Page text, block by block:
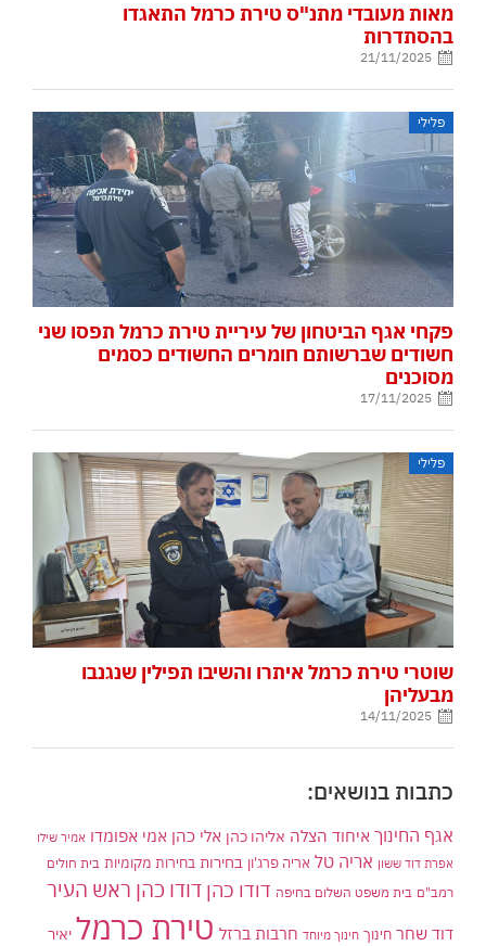
מאות מעובדי מתנ"ס טירת כרמל התאגדו
בהסתדרות
21/11/2025
פלילי
פקחי אגף הביטחון של עיריית טירת כרמל תפסו שני
חשודים שברשותם חומרים החשודים כסמים
מסוכנים
17/11/2025
פלילי
שוטרי טירת כרמל איתרו והשיבו תפילין שנגנבו
מבעליהן
14/11/2025
כתבות בנושאים:
אגף החינוך איחוד הצלה אליהו כהן אלי כהן אמי אפומדו אמיר שילו
אפרת דוד ששון אריה טל אריה פרג'ון בחירות בחירות מקומיות בית חולים
רמב"ם בית משפט השלום בחיפה דודו כהן דודו כהן ראש העיר
דוד שחר חינוך חינוך מיוחד חרבות ברזל טירת כרמל יאיר